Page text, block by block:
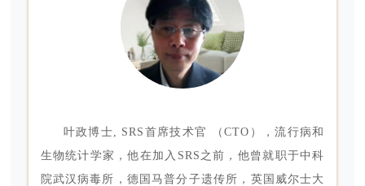
叶政博士, SRS首席技术官 （CTO），流行病和
生物统计学家，他在加入SRS之前，他曾就职于中科
院武汉病毒所，德国马普分子遗传所，英国威尔士大